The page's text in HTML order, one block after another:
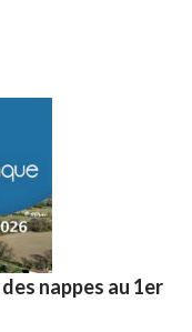
nappes au 1er